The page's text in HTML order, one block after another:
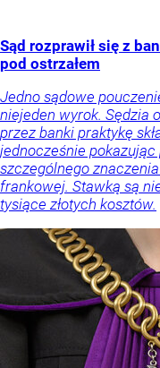
Sąd rozprawił się z
pod ostrzałem
Jedno sądowe
niejeden wyrok. Sędzia
przez banki praktykę
jednocześnie
szczególnego
frankowej. Stawką są
tysiące złotych kosztów.